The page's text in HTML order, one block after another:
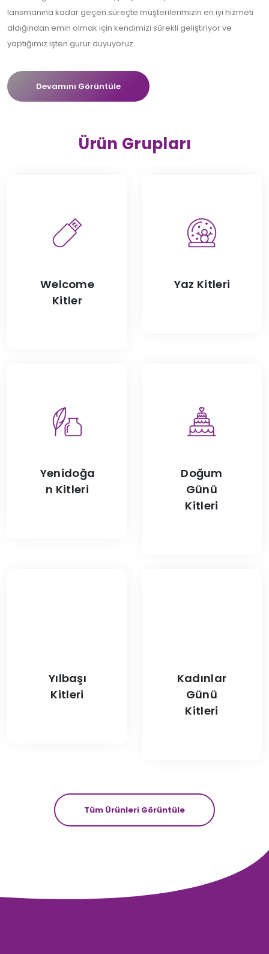
lansmanına kadar geçen süreçte müşterilerimizin en iyi hizmeti
aldığından emin olmak için kendimizi sürekli geliştiriyor ve
yaptığımız işten gurur duyuyoruz.
Devamını Görüntüle
Ürün Grupları
Welcome
Kitler
Yaz Kitleri
Yenidoğa
n Kitleri
Doğum
Günü
Kitleri
Yılbaşı
Kitleri
Kadınlar
Günü
Kitleri
Tüm Ürünleri Görüntüle